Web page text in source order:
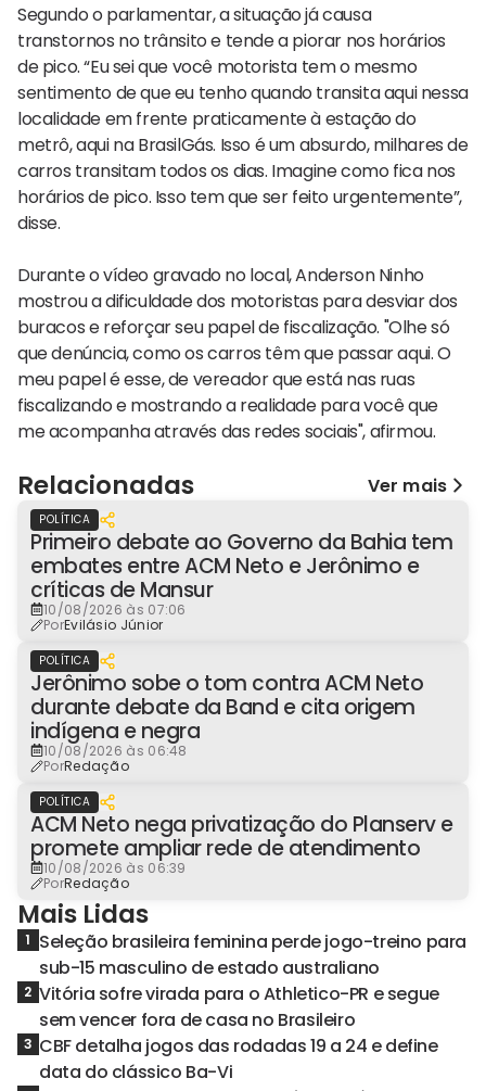
Segundo o parlamentar, a situação já causa
transtornos no trânsito e tende a piorar nos horários
de pico. “Eu sei que você motorista tem o mesmo
sentimento de que eu tenho quando transita aqui nessa
localidade em frente praticamente à estação do
metrô, aqui na BrasilGás. Isso é um absurdo, milhares de
carros transitam todos os dias. Imagine como fica nos
horários de pico. Isso tem que ser feito urgentemente”,
disse.
Durante o vídeo gravado no local, Anderson Ninho
mostrou a dificuldade dos motoristas para desviar dos
buracos e reforçar seu papel de fiscalização. "Olhe só
que denúncia, como os carros têm que passar aqui. O
meu papel é esse, de vereador que está nas ruas
fiscalizando e mostrando a realidade para você que
me acompanha através das redes sociais", afirmou.
Relacionadas Ver mais
POLÍTICA
Primeiro debate ao Governo da Bahia tem
embates entre ACM Neto e Jerônimo e
críticas de Mansur
10/08/2026 às 07:06
PorEvilásio Júnior
POLÍTICA
Jerônimo sobe o tom contra ACM Neto
durante debate da Band e cita origem
indígena e negra
10/08/2026 às 06:48
PorRedação
POLÍTICA
ACM Neto nega privatização do Planserv e
promete ampliar rede de atendimento
10/08/2026 às 06:39
PorRedação
Mais Lidas
1 Seleção brasileira feminina perde jogo-treino para
sub-15 masculino de estado australiano
2 Vitória sofre virada para o Athletico-PR e segue
sem vencer fora de casa no Brasileiro
3 CBF detalha jogos das rodadas 19 a 24 e define
data do clássico Ba-Vi